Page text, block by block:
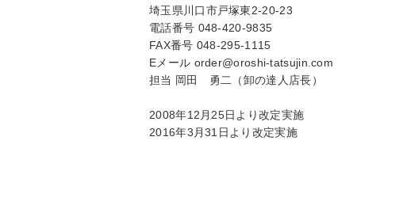
埼玉県川口市戸塚東2-20-23
電話番号 048-420-9835
FAX番号 048-295-1115
Eメール order@oroshi-tatsujin.com
担当 岡田 勇二（卸の達人店長）
2008年12月25日より改定実施
2016年3月31日より改定実施